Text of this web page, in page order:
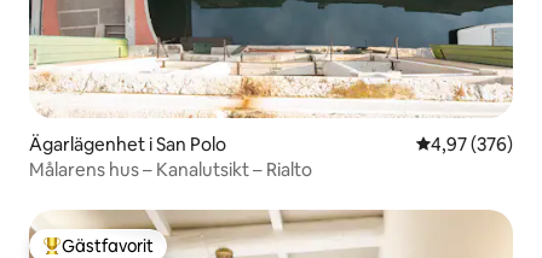
Ägarlägenhet i San Polo 4,97 av 5 i
4,97 (376)
Målarens hus – Kanalutsikt – Rialto
Gästfavorit